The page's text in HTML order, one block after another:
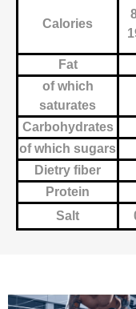
Calories
Fat
of which
saturates
Carbohydrates
of which sugars
Dietry fiber
Protein
Salt